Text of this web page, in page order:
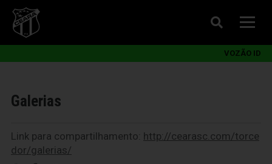
VOZÃO ID
Galerias
Link para compartilhamento: http://cearasc.com/torce
dor/galerias/